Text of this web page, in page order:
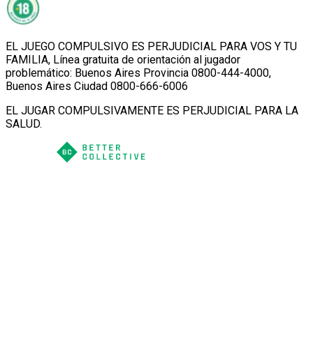
EL JUEGO COMPULSIVO ES PERJUDICIAL PARA VOS Y TU
FAMILIA, Línea gratuita de orientación al jugador
problemático: Buenos Aires Provincia 0800-444-4000,
Buenos Aires Ciudad 0800-666-6006
EL JUGAR COMPULSIVAMENTE ES PERJUDICIAL PARA LA
SALUD.